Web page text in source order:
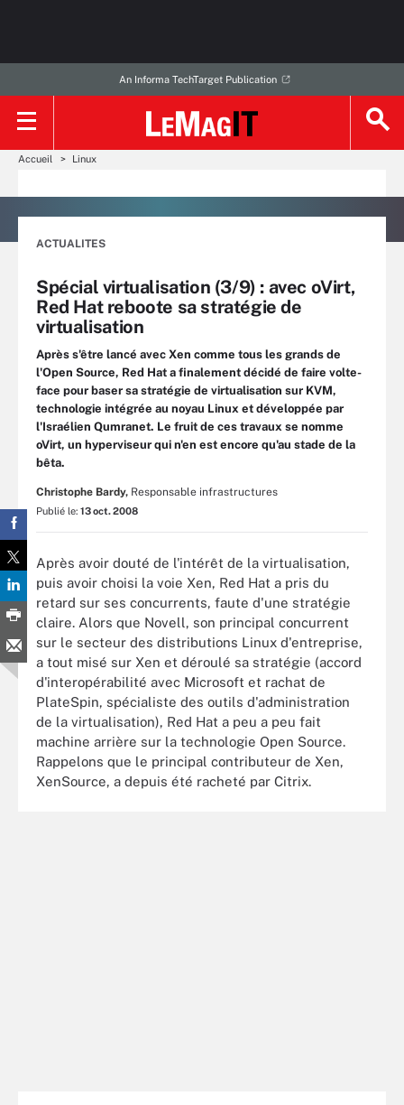
An Informa TechTarget Publication
Accueil Linux
ACTUALITES
Spécial virtualisation (3/9) : avec oVirt,
Red Hat reboote sa stratégie de
virtualisation
Après s'être lancé avec Xen comme tous les grands de
l'Open Source, Red Hat a finalement décidé de faire volte-
face pour baser sa stratégie de virtualisation sur KVM,
technologie intégrée au noyau Linux et développée par
l'Israélien Qumranet. Le fruit de ces travaux se nomme
oVirt, un hyperviseur qui n'en est encore qu'au stade de la
bêta.
Christophe Bardy, Responsable infrastructures
Publié le: 13 oct. 2008
Après avoir douté de l'intérêt de la virtualisation,
puis avoir choisi la voie Xen, Red Hat a pris du
retard sur ses concurrents, faute d'une stratégie
claire. Alors que Novell, son principal concurrent
sur le secteur des distributions Linux d'entreprise,
a tout misé sur Xen et déroulé sa stratégie (accord
d'interopérabilité avec Microsoft et rachat de
PlateSpin, spécialiste des outils d'administration
de la virtualisation), Red Hat a peu a peu fait
machine arrière sur la technologie Open Source.
Rappelons que le principal contributeur de Xen,
XenSource, a depuis été racheté par Citrix.